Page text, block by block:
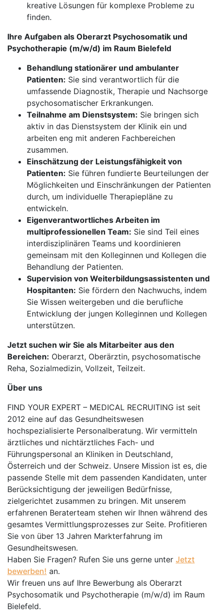
kreative Lösungen für komplexe Probleme zu
finden.
Ihre Aufgaben als Oberarzt Psychosomatik und
Psychotherapie (m/w/d) im Raum Bielefeld
Behandlung stationärer und ambulanter
Patienten: Sie sind verantwortlich für die
umfassende Diagnostik, Therapie und Nachsorge
psychosomatischer Erkrankungen.
Teilnahme am Dienstsystem: Sie bringen sich
aktiv in das Dienstsystem der Klinik ein und
arbeiten eng mit anderen Fachbereichen
zusammen.
Einschätzung der Leistungsfähigkeit von
Patienten: Sie führen fundierte Beurteilungen der
Möglichkeiten und Einschränkungen der Patienten
durch, um individuelle Therapiepläne zu
entwickeln.
Eigenverantwortliches Arbeiten im
multiprofessionellen Team: Sie sind Teil eines
interdisziplinären Teams und koordinieren
gemeinsam mit den Kolleginnen und Kollegen die
Behandlung der Patienten.
Supervision von Weiterbildungsassistenten und
Hospitanten: Sie fördern den Nachwuchs, indem
Sie Wissen weitergeben und die berufliche
Entwicklung der jungen Kolleginnen und Kollegen
unterstützen.
Jetzt suchen wir Sie als Mitarbeiter aus den
Bereichen: Oberarzt, Oberärztin, psychosomatische
Reha, Sozialmedizin, Vollzeit, Teilzeit.
Über uns
FIND YOUR EXPERT – MEDICAL RECRUITING ist seit
2012 eine auf das Gesundheitswesen
hochspezialisierte Personalberatung. Wir vermitteln
ärztliches und nichtärztliches Fach- und
Führungspersonal an Kliniken in Deutschland,
Österreich und der Schweiz. Unsere Mission ist es, die
passende Stelle mit dem passenden Kandidaten, unter
Berücksichtigung der jeweiligen Bedürfnisse,
zielgerichtet zusammen zu bringen. Mit unserem
erfahrenen Beraterteam stehen wir Ihnen während des
gesamtes Vermittlungsprozesses zur Seite. Profitieren
Sie von über 13 Jahren Markterfahrung im
Gesundheitswesen.
Haben Sie Fragen? Rufen Sie uns gerne unter Jetzt
bewerben! an.
Wir freuen uns auf Ihre Bewerbung als Oberarzt
Psychosomatik und Psychotherapie (m/w/d) im Raum
Bielefeld.